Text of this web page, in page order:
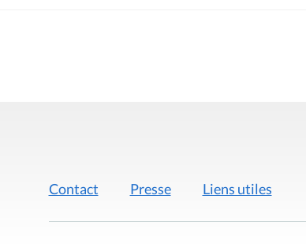
Contact Presse Liens utiles